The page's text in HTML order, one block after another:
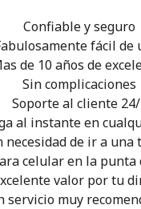
Confiable y seguro
fácil de
de 10 años de
Sin complicaciones
Soporte al cliente
al instante en
necesidad de ir a una
celular en la punta
valor por tu
servicio muy